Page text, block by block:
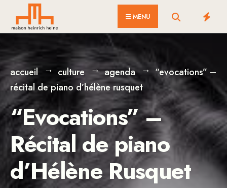
MENU
accueil culture agenda
“evocations” –
récital de piano d’hélène rusquet
“Evocations” –
Récital de piano
d’Hélène Rusquet